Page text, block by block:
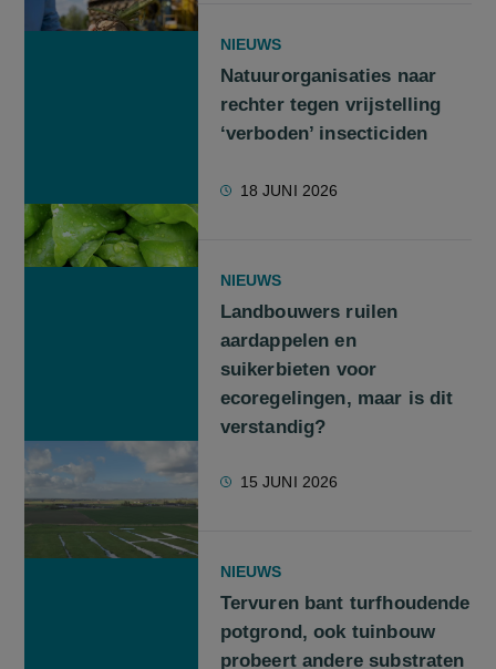
NIEUWS
Natuurorganisaties naar
rechter tegen vrijstelling
‘verboden’ insecticiden
18 JUNI 2026
NIEUWS
Landbouwers ruilen
aardappelen en
suikerbieten voor
ecoregelingen, maar is dit
verstandig?
15 JUNI 2026
NIEUWS
Tervuren bant turfhoudende
potgrond, ook tuinbouw
probeert andere substraten